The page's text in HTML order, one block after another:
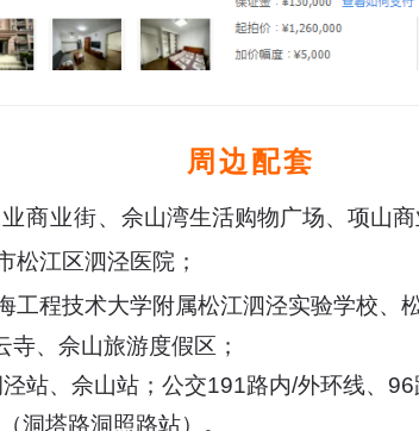
周边配套
商业街、 佘山湾生活购物广场、 项山商
松江区泗泾医院；
工程技术大学附属松江泗泾实验学校、
寺、佘山旅游度假区；
站、佘山站；公交191路内/外环线、
洞塔路洞照路站）。